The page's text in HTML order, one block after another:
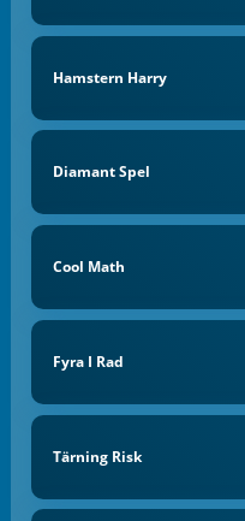
Hamstern Harry
Diamant Spel
Cool Math
Fyra I Rad
Tärning Risk